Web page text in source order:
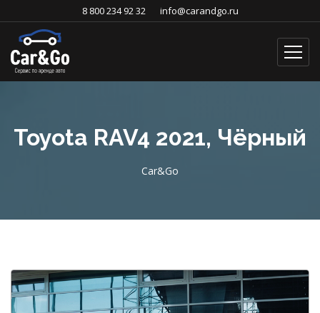
8 800 234 92 32 info@carandgo.ru
Toyota RAV4 2021, Чёрный
Car&Go